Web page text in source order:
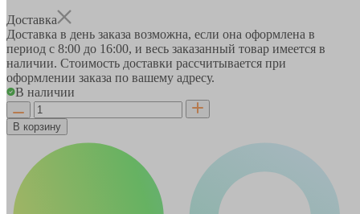
Доставка
Доставка в день заказа возможна, если она оформлена в
период с 8:00 до 16:00, и весь заказанный товар имеется в
наличии. Стоимость доставки рассчитывается при
оформлении заказа по вашему адресу.
В наличии
В корзину